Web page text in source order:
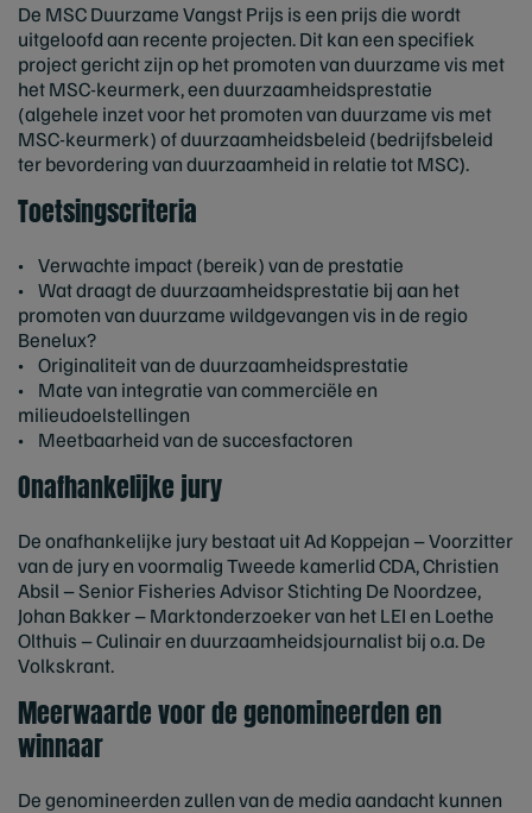
De MSC Duurzame Vangst Prijs is een prijs die wordt
uitgeloofd aan recente projecten. Dit kan een specifiek
project gericht zijn op het promoten van duurzame vis met
het MSC-keurmerk, een duurzaamheidsprestatie
(algehele inzet voor het promoten van duurzame vis met
MSC-keurmerk) of duurzaamheidsbeleid (bedrijfsbeleid
ter bevordering van duurzaamheid in relatie tot MSC).
Toetsingscriteria
• Verwachte impact (bereik) van de prestatie
• Wat draagt de duurzaamheidsprestatie bij aan het
promoten van duurzame wildgevangen vis in de regio
Benelux?
• Originaliteit van de duurzaamheidsprestatie
• Mate van integratie van commerciële en
milieudoelstellingen
• Meetbaarheid van de succesfactoren
Onafhankelijke jury
De onafhankelijke jury bestaat uit Ad Koppejan – Voorzitter
van de jury en voormalig Tweede kamerlid CDA, Christien
Absil – Senior Fisheries Advisor Stichting De Noordzee,
Johan Bakker – Marktonderzoeker van het LEI en Loethe
Olthuis – Culinair en duurzaamheidsjournalist bij o.a. De
Volkskrant.
Meerwaarde voor de genomineerden en
winnaar
De genomineerden zullen van de media aandacht kunnen